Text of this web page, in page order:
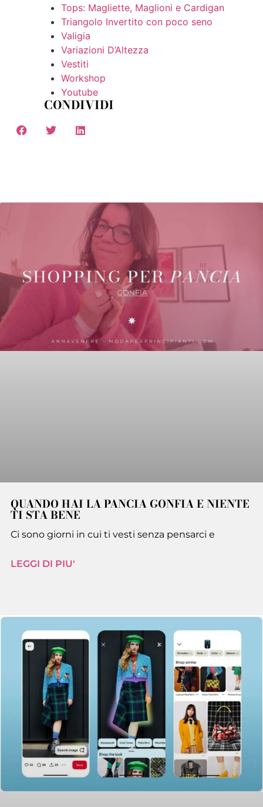
Tops: Magliette, Maglioni e Cardigan
Triangolo Invertito con poco seno
Valigia
Variazioni D’Altezza
Vestiti
Workshop
Youtube
CONDIVIDI
QUANDO HAI LA PANCIA GONFIA E NIENTE
TI STA BENE
Ci sono giorni in cui ti vesti senza pensarci e
LEGGI DI PIU'